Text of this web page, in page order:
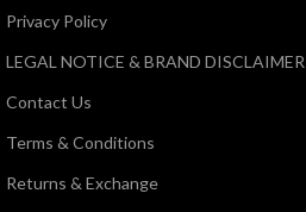
Privacy Policy
LEGAL NOTICE & BRAND DISCLAIMER
Contact Us
Terms & Conditions
Returns & Exchange